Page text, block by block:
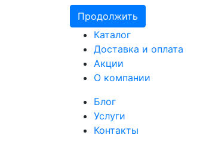
Продолжить
Каталог
Доставка и оплата
Акции
О компании
Блог
Услуги
Контакты